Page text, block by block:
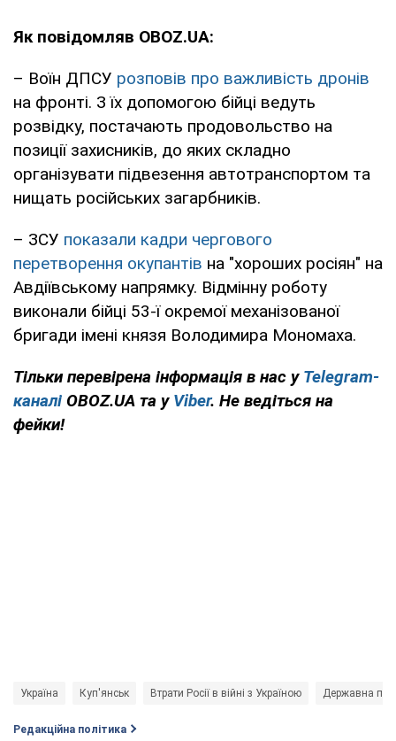
Як повідомляв OBOZ.UA:
– Воїн ДПСУ розповів про важливість дронів
на фронті. З їх допомогою бійці ведуть
розвідку, постачають продовольство на
позиції захисників, до яких складно
організувати підвезення автотранспортом та
нищать російських загарбників.
– ЗСУ показали кадри чергового
перетворення окупантів на "хороших росіян" на
Авдіївському напрямку. Відмінну роботу
виконали бійці 53-ї окремої механізованої
бригади імені князя Володимира Мономаха.
Тільки перевірена інформація в нас у Telegram-
каналі OBOZ.UA та у Viber. Не ведіться на
фейки!
Україна Куп'янськ Втрати Росії в війні з Україною Державна
Редакційна політика